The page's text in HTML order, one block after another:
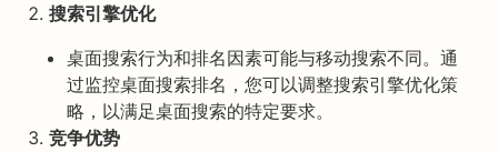
搜索引擎优化
桌面搜索行为和排名因素可能与移动搜索不同。通
过监控桌面搜索排名，您可以调整搜索引擎优化策
略，以满足桌面搜索的特定要求。
竞争优势